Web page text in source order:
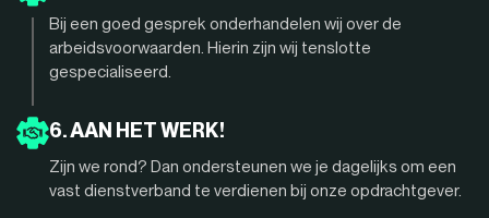
Bij een goed gesprek onderhandelen wij over de
arbeidsvoorwaarden. Hierin zijn wij tenslotte
gespecialiseerd.
6. AAN HET WERK!
Zijn we rond? Dan ondersteunen we je dagelijks om een
vast dienstverband te verdienen bij onze opdrachtgever.